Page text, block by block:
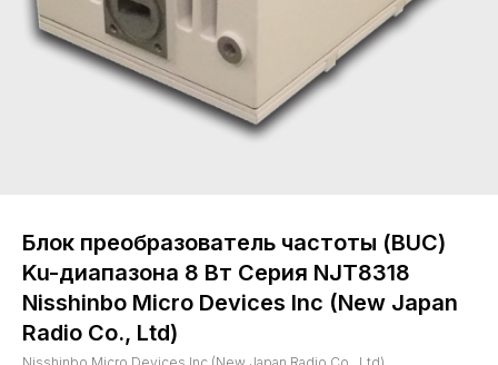
Блок преобразователь частоты (BUC)
Ku-диапазона 8 Вт Серия NJT8318
Nisshinbo Micro Devices Inc (New Japan
Radio Co., Ltd)